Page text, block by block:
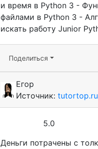
и время в Python 3 -
файлами в Python 3 -
искать работу Junior
Поделиться
Егор
Источник: tutortop.ru
5.0
Деньги потрачены с